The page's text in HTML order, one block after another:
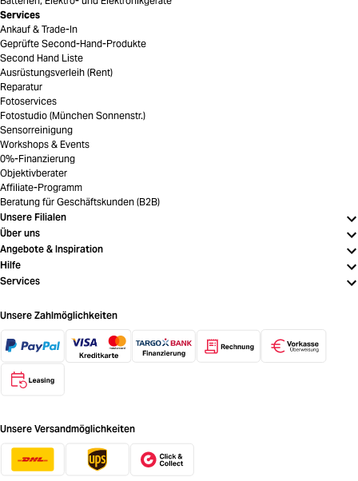
Services
Ankauf & Trade-In
Geprüfte Second-Hand-Produkte
Second Hand Liste
Ausrüstungsverleih (Rent)
Reparatur
Fotoservices
Fotostudio (München Sonnenstr.)
Sensorreinigung
Workshops & Events
0%-Finanzierung
Objektivberater
Affiliate-Programm
Beratung für Geschäftskunden (B2B)
Unsere Filialen
Über uns
Angebote & Inspiration
Hilfe
Services
Unsere Zahlmöglichkeiten
Unsere Versandmöglichkeiten